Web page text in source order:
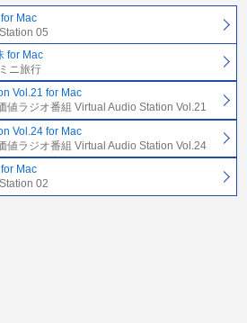
Mac
05
for Mac
ニ旅行
Vol.21 for Mac
値ラジオ番組 Virtual Audio Station Vol.21
Vol.24 for Mac
値ラジオ番組 Virtual Audio Station Vol.24
Mac
02